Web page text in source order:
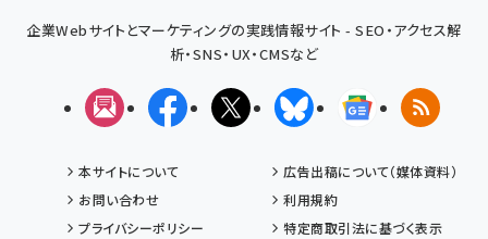
企業Webサイトとマーケティングの実践情報サイト - SEO・アクセス解
析・SNS・UX・CMSなど
メルマガFacebookX(エックス)BlueskyGoogleニュ
RSS
本サイトについて
広告出稿について（媒体資料）
お問い合わせ
利用規約
プライバシーポリシー
特定商取引法に基づく表示